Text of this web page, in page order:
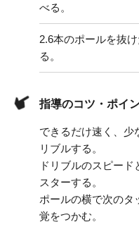
べる。
2.6本のポールを抜
る。
指導のコツ・ポイ
できるだけ速く、少
リブルする。
ドリブルのスピー
スターする。
ポールの横で次のタ
覚をつかむ。